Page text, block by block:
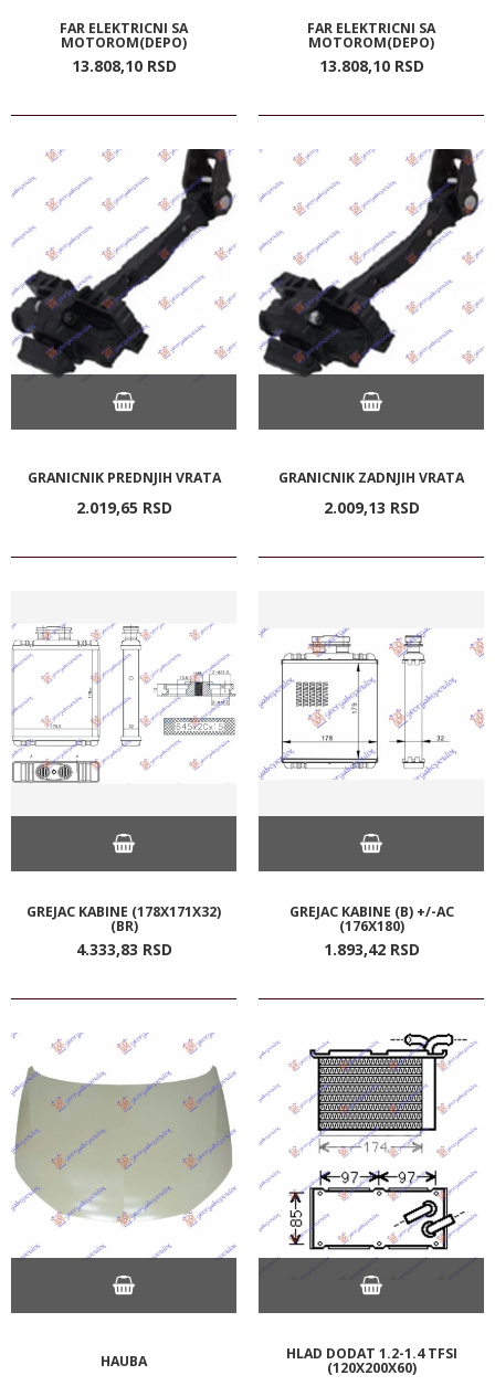
FAR ELEKTRICNI SA
MOTOROM(DEPO)
13.808,10 RSD
FAR ELEKTRICNI SA
MOTOROM(DEPO)
13.808,10 RSD
GRANICNIK PREDNJIH VRATA
2.019,65 RSD
GRANICNIK ZADNJIH VRATA
2.009,13 RSD
GREJAC KABINE (178X171X32)
(BR)
4.333,83 RSD
GREJAC KABINE (B) +/-AC
(176X180)
1.893,42 RSD
HAUBA HLAD DODAT 1.2-1.4 TFSI
(120X200X60)